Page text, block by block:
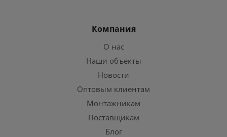
Компания
О нас
Наши объекты
Новости
Оптовым клиентам
Монтажникам
Поставщикам
Блог